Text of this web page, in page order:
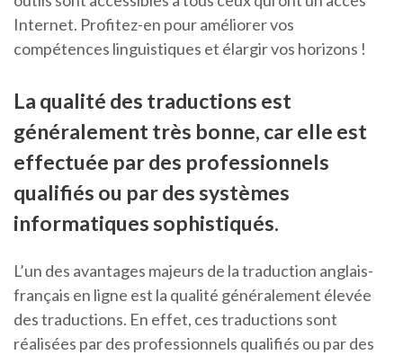
Internet. Profitez-en pour améliorer vos
compétences linguistiques et élargir vos horizons !
La qualité des traductions est
généralement très bonne, car elle est
effectuée par des professionnels
qualifiés ou par des systèmes
informatiques sophistiqués.
L’un des avantages majeurs de la traduction anglais-
français en ligne est la qualité généralement élevée
des traductions. En effet, ces traductions sont
réalisées par des professionnels qualifiés ou par des